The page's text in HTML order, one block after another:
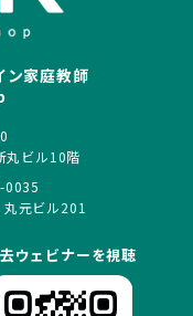
ン家庭教師
丸ビル10階
0035
元ビル201
ウェビナーを視聴